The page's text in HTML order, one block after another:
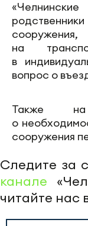
«Челнинские
на
в
вопрос о
Также на
о
сооружения
Следите за
канале
читайте нас